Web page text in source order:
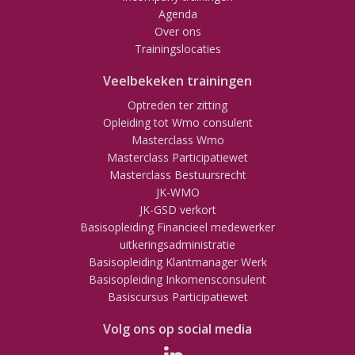
Agenda
Over ons
Trainingslocaties
Veelbekeken trainingen
Optreden ter zitting
Opleiding tot Wmo consulent
Masterclass Wmo
Masterclass Participatiewet
Masterclass Bestuursrecht
JK-WMO
JK-GSD verkort
Basisopleiding Financieel medewerker
uitkeringsadministratie
Basisopleiding Klantmanager Werk
Basisopleiding Inkomensconsulent
Basiscursus Participatiewet
Volg ons op social media